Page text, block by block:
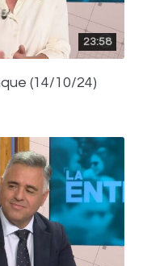
23:58
(14/10/24)